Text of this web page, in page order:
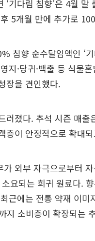
‘기다림 침향’은 4월
5개월 만에 추가로
침향 순수달임액인 ‘
영지·당귀·백출 등 식물
장을 견인했다.
러졌다. 추석 시즌 매
층이 안정적으로 확대
가 외부 자극으로부터
요되는 희귀 원료다.
근에는 전통 약재 이
지 소비층이 확장되는